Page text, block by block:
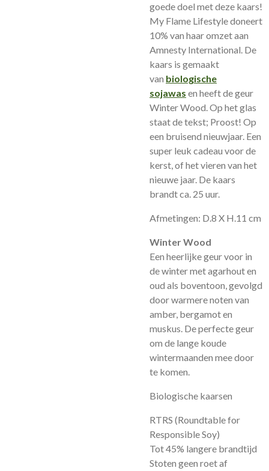
goede doel met deze kaars!
My Flame Lifestyle doneert
10% van haar omzet aan
Amnesty International. De
kaars is gemaakt
van biologische
sojawas en heeft de geur
Winter Wood. Op het glas
staat de tekst; Proost! Op
een bruisend nieuwjaar. Een
super leuk cadeau voor de
kerst, of het vieren van het
nieuwe jaar. De kaars
brandt ca. 25 uur.
Afmetingen: D.8 X H.11 cm
Winter Wood
Een heerlijke geur voor in
de winter met agarhout en
oud als boventoon, gevolgd
door warmere noten van
amber, bergamot en
muskus. De perfecte geur
om de lange koude
wintermaanden mee door
te komen.
Biologische kaarsen
RTRS (Roundtable for
Responsible Soy)
Tot 45% langere brandtijd
Stoten geen roet af